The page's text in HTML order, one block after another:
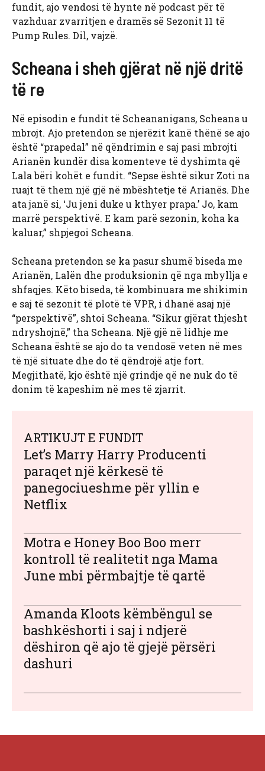
fundit, ajo vendosi të hynte në podcast për të
vazhduar zvarritjen e dramës së Sezonit 11 të
Pump Rules. Dil, vajzë.
Scheana i sheh gjërat në një dritë
të re
Në episodin e fundit të Scheananigans, Scheana u
mbrojt. Ajo pretendon se njerëzit kanë thënë se ajo
është “prapedal” në qëndrimin e saj pasi mbrojti
Arianën kundër disa komenteve të dyshimta që
Lala bëri kohët e fundit. “Sepse është sikur Zoti na
ruajt të them një gjë në mbështetje të Arianës. Dhe
ata janë si, ‘Ju jeni duke u kthyer prapa.’ Jo, kam
marrë perspektivë. E kam parë sezonin, koha ka
kaluar,” shpjegoi Scheana.
Scheana pretendon se ka pasur shumë biseda me
Arianën, Lalën dhe produksionin që nga mbyllja e
shfaqjes. Këto biseda, të kombinuara me shikimin
e saj të sezonit të plotë të VPR, i dhanë asaj një
“perspektivë”, shtoi Scheana. “Sikur gjërat thjesht
ndryshojnë,” tha Scheana. Një gjë në lidhje me
Scheana është se ajo do ta vendosë veten në mes
të një situate dhe do të qëndrojë atje fort.
Megjithatë, kjo është një grindje që ne nuk do të
donim të kapeshim në mes të zjarrit.
ARTIKUJT E FUNDIT
Let’s Marry Harry Producenti
paraqet një kërkesë të
panegociueshme për yllin e
Netflix
Motra e Honey Boo Boo merr
kontroll të realitetit nga Mama
June mbi përmbajtje të qartë
Amanda Kloots këmbëngul se
bashkëshorti i saj i ndjerë
dëshiron që ajo të gjejë përsëri
dashuri